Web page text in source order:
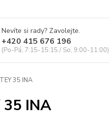
Nevíte si rady? Zavolejte.
+420 415 676 196
(Po-Pá, 7:15-15:15 / So, 9:00-11:00)
35 INA
35 INA